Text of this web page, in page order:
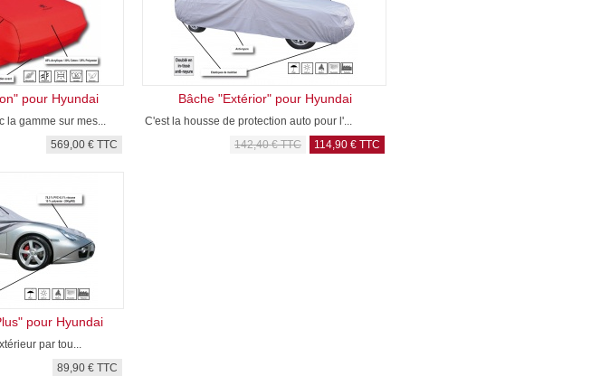
pour Hyundai
la gamme sur mes...
569,00 € TTC
Bâche "Extérior" pour Hyundai
C'est la housse de protection auto pour l'...
114,90 € TTC
142,40 € TTC
pour Hyundai
par tou...
89,90 € TTC